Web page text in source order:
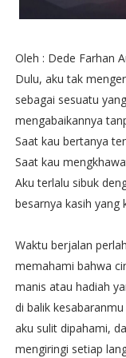
Oleh : Dede Farhan
Dulu, aku tak
sebagai sesuatu
mengabaikannya
Saat kau bertanya
Saat kau
Aku terlalu sibuk
besarnya kasih yang
Waktu berjalan
memahami bahwa
manis atau hadiah
di balik
aku sulit dipahami,
mengiringi setiap